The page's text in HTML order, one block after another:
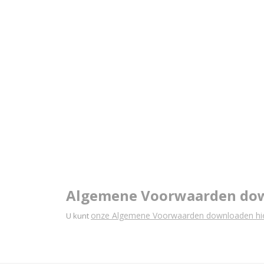
Algemene Voorwaarden
U kunt onze Algemene Voorwaarden downloaden